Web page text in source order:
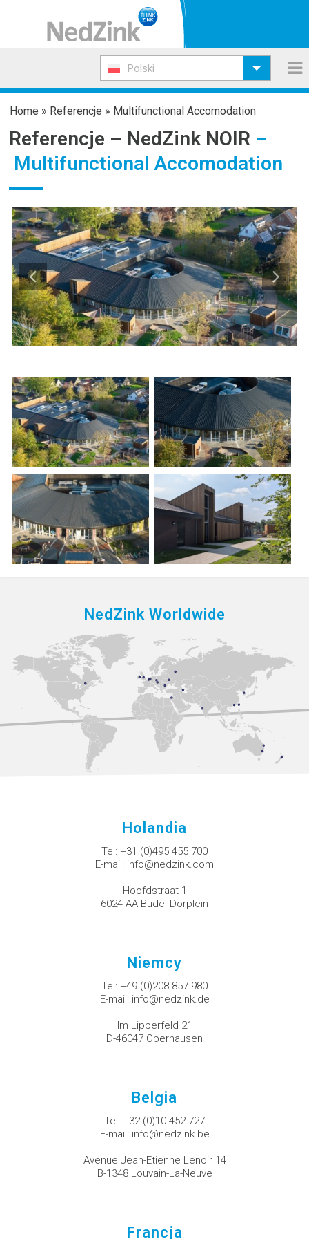
Polski
Home » Referencje » Multifunctional Accomodation
Referencje – NedZink NOIR –
Multifunctional Accomodation
NedZink Worldwide
Holandia
Tel: +31 (0)495 455 700
E-mail: info@nedzink.com
Hoofdstraat 1
6024 AA Budel-Dorplein
Niemcy
Tel: +49 (0)208 857 980
E-mail: info@nedzink.de
Im Lipperfeld 21
D-46047 Oberhausen
Belgia
Tel: +32 (0)10 452 727
E-mail: info@nedzink.be
Avenue Jean-Etienne Lenoir 14
B-1348 Louvain-La-Neuve
Francja